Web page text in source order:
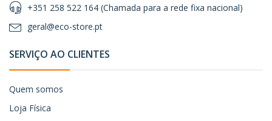
+351 258 522 164 (Chamada para a rede fixa nacional)
geral@eco-store.pt
SERVIÇO AO CLIENTES
Quem somos
Loja Física